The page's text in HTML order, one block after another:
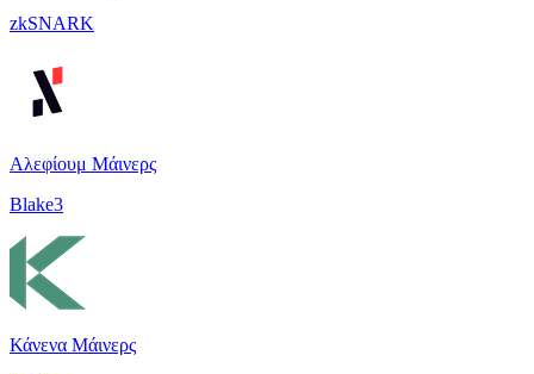
zkSNARK
Αλεφίουμ Μάινερς
Blake3
Κάνενα Μάινερς